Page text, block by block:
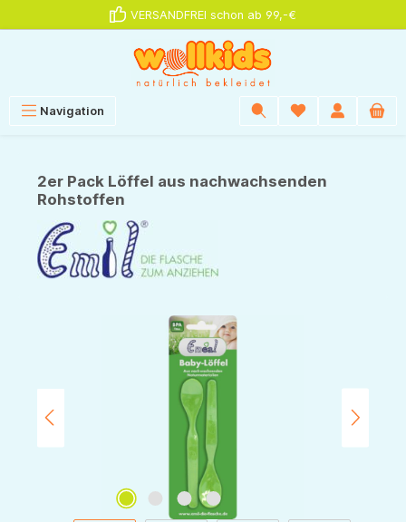
VERSANDFREI schon ab 99,-€
Navigation
2er Pack Löffel aus nachwachsenden
Rohstoffen
Bildergalerie überspringen